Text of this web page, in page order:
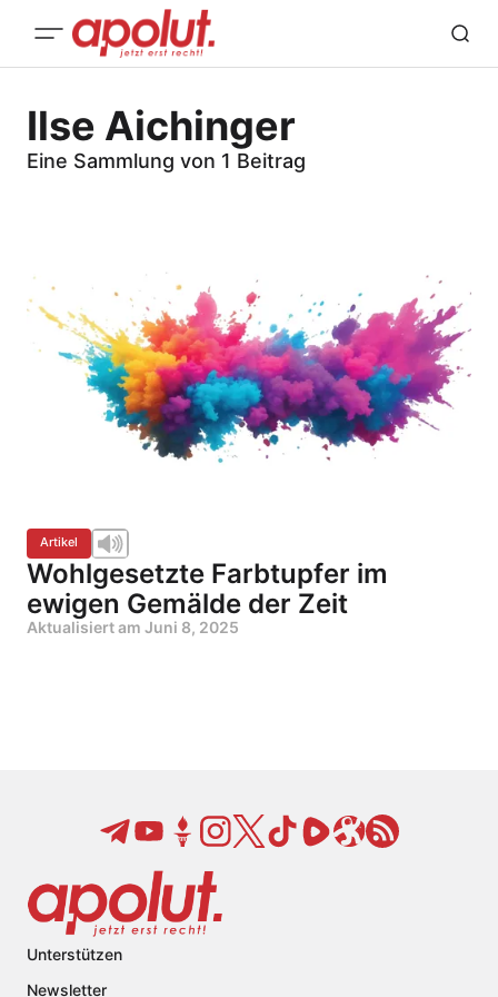
Ilse Aichinger
Eine Sammlung von 1 Beitrag
Artikel
Wohlgesetzte Farbtupfer im
ewigen Gemälde der Zeit
Aktualisiert am Juni 8, 2025
Unterstützen
Newsletter